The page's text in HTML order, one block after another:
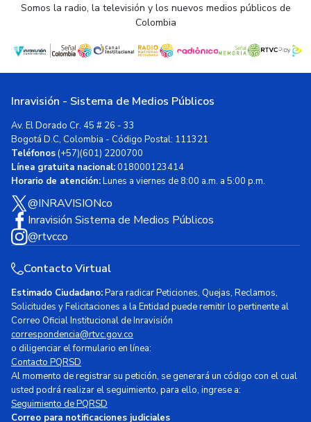
Somos la radio, la televisión y los nuevos medios públicos de
Colombia
Inravisión - Sistema de Medios Públicos
Av. El Dorado Cr. 45 # 26 - 33
Bogotá D.C, Colombia - Código Postal: 111321
Teléfonos(+57)(601) 2200700
Línea gratuita nacional:018000123414
Horario de atención:Lunes a viernes de 8:00 a.m. a 5:00 p.m.
@INRAVISIONco
Inravisión Sistema de Medios Públicos
@rtvcco
Contacto Virtual
Estimado Ciudadano:Para radicar Peticiones, Quejas, Reclamos,
Solicitudes y Felicitaciones a la Entidad puede remitir lo pertinente al
Correo Oficial Institucional de Inravisión
correspondencia@rtvc.gov.co
o diligenciar el formulario en línea:
Contacto PQRSD
Al momento de registrar su petición, se generará un código con el cual
usted podrá realizar el seguimiento, para ello, ingrese a:
Seguimiento de PQRSD
Correo para notificaciones judiciales